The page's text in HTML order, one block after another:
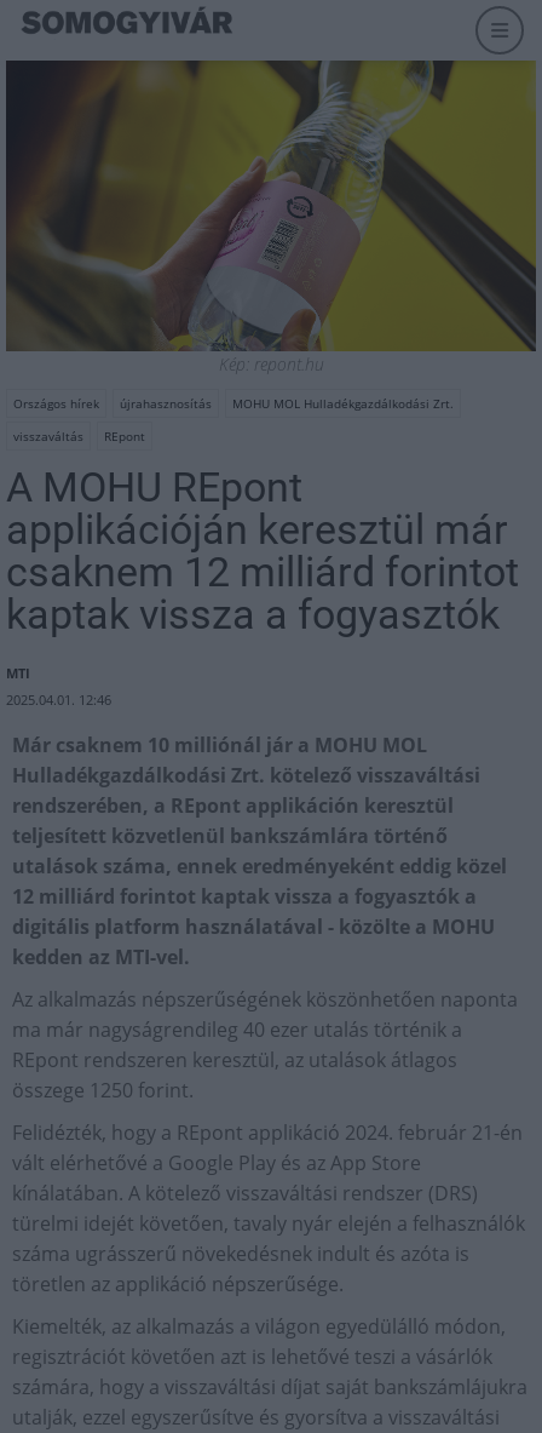
Kép: repont.hu
Országos hírek újrahasznosítás
MOHU MOL Hulladékgazdálkodási Zrt.
visszaváltás
REpont
A MOHU REpont
applikációján keresztül már
csaknem 12 milliárd forintot
kaptak vissza a fogyasztók
MTI
2025.04.01. 12:46
Már csaknem 10 milliónál jár a MOHU MOL
Hulladékgazdálkodási Zrt. kötelező visszaváltási
rendszerében, a REpont applikáción keresztül
teljesített közvetlenül bankszámlára történő
utalások száma, ennek eredményeként eddig közel
12 milliárd forintot kaptak vissza a fogyasztók a
digitális platform használatával - közölte a MOHU
kedden az MTI-vel.
Az alkalmazás népszerűségének köszönhetően naponta
ma már nagyságrendileg 40 ezer utalás történik a
REpont rendszeren keresztül, az utalások átlagos
összege 1250 forint.
Felidézték, hogy a REpont applikáció 2024. február 21-én
vált elérhetővé a Google Play és az App Store
kínálatában. A kötelező visszaváltási rendszer (DRS)
türelmi idejét követően, tavaly nyár elején a felhasználók
száma ugrásszerű növekedésnek indult és azóta is
töretlen az applikáció népszerűsége.
Kiemelték, az alkalmazás a világon egyedülálló módon,
regisztrációt követően azt is lehetővé teszi a vásárlók
számára, hogy a visszaváltási díjat saját bankszámlájukra
utalják, ezzel egyszerűsítve és gyorsítva a visszaváltási